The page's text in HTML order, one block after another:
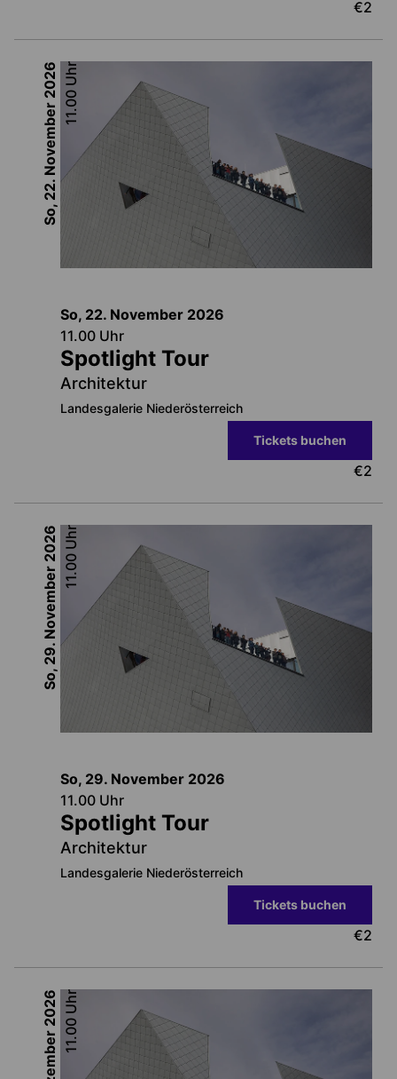
€2
So, 22. November
2026
11.00
Uhr
So, 22. November 2026
11.00 Uhr
Spotlight Tour
Architektur
Landesgalerie Niederösterreich
Tickets buchen
€2
So, 29. November
2026
11.00
Uhr
So, 29. November 2026
11.00 Uhr
Spotlight Tour
Architektur
Landesgalerie Niederösterreich
Tickets buchen
€2
2026
11.00
Uhr